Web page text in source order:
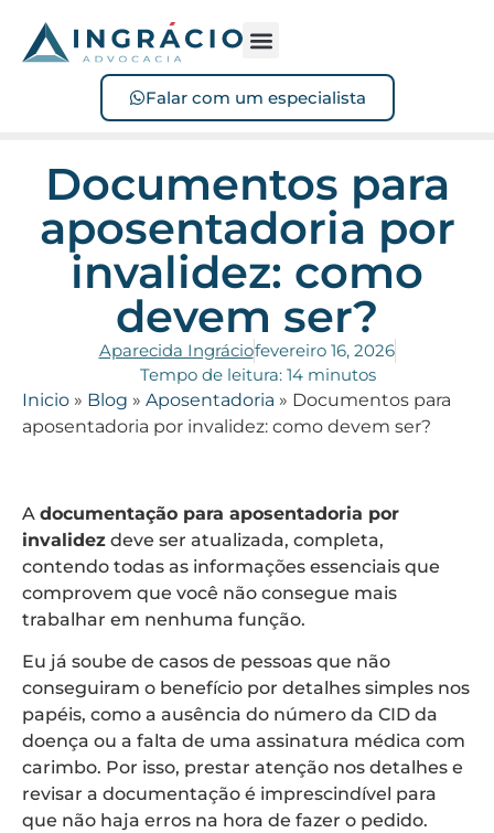
Falar com um especialista
Documentos para
aposentadoria por
invalidez: como
devem ser?
Aparecida Ingráciofevereiro 16, 2026
Tempo de leitura: 14 minutos
Inicio » Blog » Aposentadoria » Documentos para
aposentadoria por invalidez: como devem ser?
A documentação para aposentadoria por
invalidez deve ser atualizada, completa,
contendo todas as informações essenciais que
comprovem que você não consegue mais
trabalhar em nenhuma função.
Eu já soube de casos de pessoas que não
conseguiram o benefício por detalhes simples nos
papéis, como a ausência do número da CID da
doença ou a falta de uma assinatura médica com
carimbo. Por isso, prestar atenção nos detalhes e
revisar a documentação é imprescindível para
que não haja erros na hora de fazer o pedido.